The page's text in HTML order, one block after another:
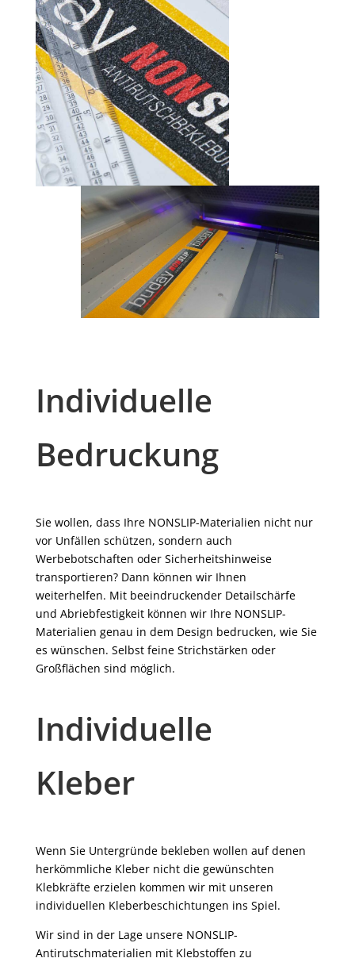
Individuelle
Bedruckung
Sie wollen, dass Ihre NONSLIP-Materialien nicht nur
vor Unfällen schützen, sondern auch
Werbebotschaften oder Sicherheitshinweise
transportieren? Dann können wir Ihnen
weiterhelfen. Mit beeindruckender Detailschärfe
und Abriebfestigkeit können wir Ihre NONSLIP-
Materialien genau in dem Design bedrucken, wie Sie
es wünschen. Selbst feine Strichstärken oder
Großflächen sind möglich.
Individuelle
Kleber
Wenn Sie Untergründe bekleben wollen auf denen
herkömmliche Kleber nicht die gewünschten
Klebkräfte erzielen kommen wir mit unseren
individuellen Kleberbeschichtungen ins Spiel.
Wir sind in der Lage unsere NONSLIP-
Antirutschmaterialien mit Klebstoffen zu